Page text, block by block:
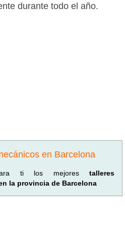
durante todo el año.
en Barcelona
para ti los mejores talleres
la provincia de Barcelona